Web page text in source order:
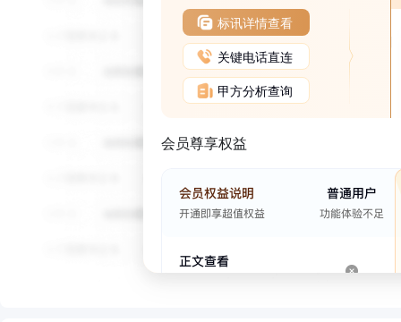
标讯详情查看
关键电话直连
甲方分析查询
会员尊享权益